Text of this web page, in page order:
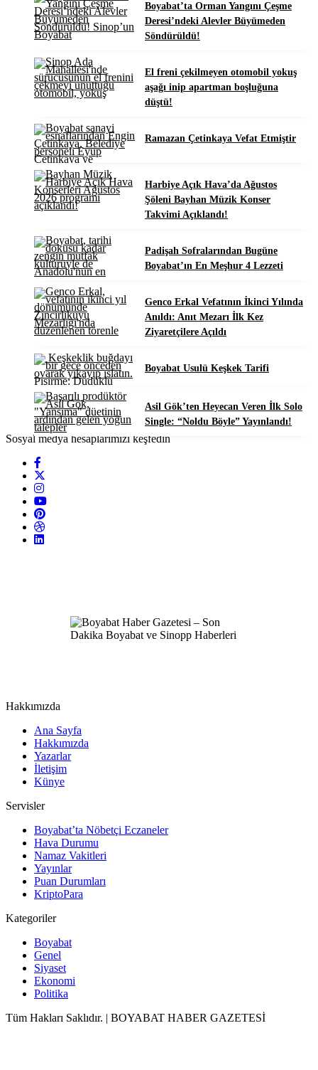
Boyabat’ta Orman Yangını Çeşme
Deresi’ndeki Alevler Büyümeden
Söndürüldü!
El freni çekilmeyen otomobil yokuş
aşağı inip apartman boşluğuna
düştü!
Ramazan Çetinkaya Vefat Etmiştir
Harbiye Açık Hava’da Ağustos
Şöleni Bayhan Müzik Konser
Takvimi Açıklandı!
Padişah Sofralarından Bugüne
Boyabat’ın En Meşhur 4 Lezzeti
Genco Erkal Vefatının İkinci Yılında
Anıldı: Anıt Mezarı İlk Kez
Ziyaretçilere Açıldı
Boyabat Usulü Keşkek Tarifi
Asil Gök’ten Heyecan Veren İlk Solo
Single: “Noldu Böyle” Yayınlandı!
Sosyal medya hesaplarımızı keşfedin
Hakkımızda
Ana Sayfa
Hakkımızda
Yazarlar
İletişim
Künye
Servisler
Boyabat’ta Nöbetçi Eczaneler
Hava Durumu
Namaz Vakitleri
Yayınlar
Puan Durumları
KriptoPara
Kategoriler
Boyabat
Genel
Siyaset
Ekonomi
Politika
Tüm Hakları Saklıdır. | BOYABAT HABER GAZETESİ